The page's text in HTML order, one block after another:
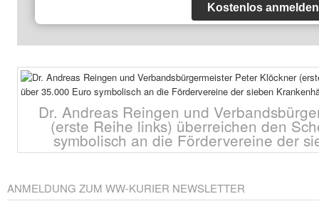
Kostenlos anmelden
Dr. Andreas Reingen und
(erste Reihe links) überreichen den
symbolisch an die Fördervereine der
ANMELDUNG ZUM WW-KURIER NEWSLETTER